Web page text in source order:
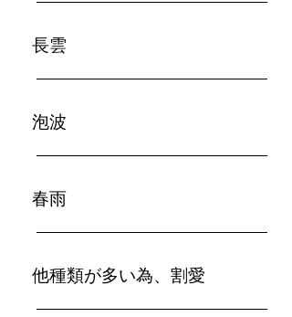
長雲
泡波
春雨
​他種類が多い為、割愛